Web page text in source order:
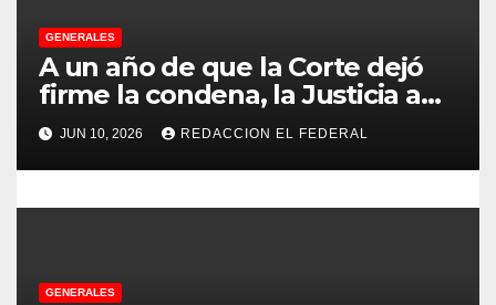
a
d
a
s
GENERALES
A un año de que la Corte dejó
firme la condena, la Justicia aún
no pudo decomisarle ni un peso
a CFK
JUN 10, 2026 REDACCION EL FEDERAL
GENERALES